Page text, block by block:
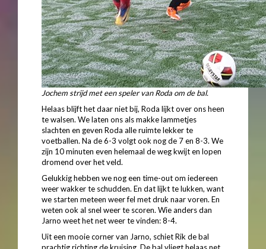
Jochem strijd met een speler van Roda om de bal.
Helaas blijft het daar niet bij, Roda lijkt over ons heen
te walsen. We laten ons als makke lammetjes
slachten en geven Roda alle ruimte lekker te
voetballen. Na de 6-3 volgt ook nog de 7 en 8-3. We
zijn 10 minuten even helemaal de weg kwijt en lopen
dromend over het veld.
Gelukkig hebben we nog een time-out om iedereen
weer wakker te schudden. En dat lijkt te lukken, want
we starten meteen weer fel met druk naar voren. En
weten ook al snel weer te scoren. Wie anders dan
Jarno weet het net weer te vinden: 8-4.
Uit een mooie corner van Jarno, schiet Rik de bal